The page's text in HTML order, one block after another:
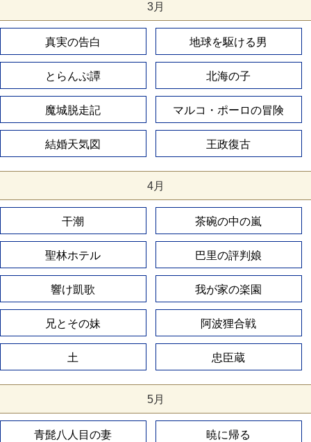
3月
真実の告白 地球を駆ける男
とらんぷ譚 北海の子
魔城脱走記 マルコ・ポーロの冒険
結婚天気図 王政復古
4月
干潮 茶碗の中の嵐
聖林ホテル 巴里の評判娘
響け凱歌 我が家の楽園
兄とその妹 阿波狸合戦
土 忠臣蔵
5月
青髭八人目の妻 暁に帰る